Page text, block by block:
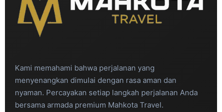
Kami memahami bahwa perjalanan yang
menyenangkan dimulai dengan rasa aman dan
nyaman. Percayakan setiap langkah perjalanan Anda
bersama armada premium Mahkota Travel.